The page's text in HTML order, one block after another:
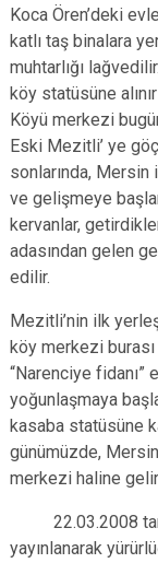
Koca Ören’deki
katlı taş binalara
muhtarlığı
köy statüsüne
Köyü merkezi
Eski Mezitli’ ye
sonlarında,
ve gelişmeye
kervanlar,
adasından gelen
edilir.
Mezitli’nin ilk
köy merkezi
“Narenciye
yoğunlaşmaya
kasaba statüsüne
günümüzde,
merkezi haline
22.03.2008 tarih
yayınlanarak